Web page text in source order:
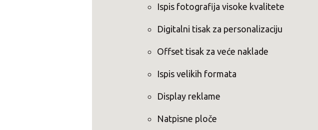
Ispis fotografija visoke kvalitete
Digitalni tisak za personalizaciju
Offset tisak za veće naklade
Ispis velikih formata
Display reklame
Natpisne ploče